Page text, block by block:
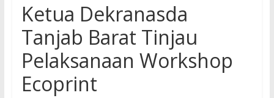
Ketua Dekranasda
Tanjab Barat Tinjau
Pelaksanaan Workshop
Ecoprint